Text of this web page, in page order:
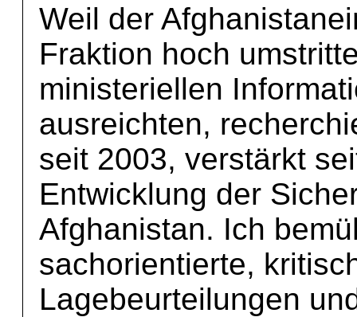
Weil der
Fraktion hoch
ministeriellen
ausreichten,
seit 2003, verstärkt
Entwicklung der
Afghanistan. Ich
sachorientierte,
Lagebeurteilungen